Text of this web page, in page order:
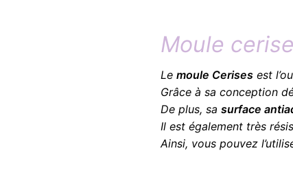
Moule
Le moule Cerisesest
Grâce à sa conception
De plus, sa surface
Il est également très
Ainsi, vous pouvez